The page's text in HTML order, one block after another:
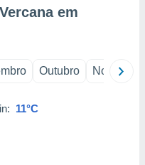
em
Outubro Novembro
11°C